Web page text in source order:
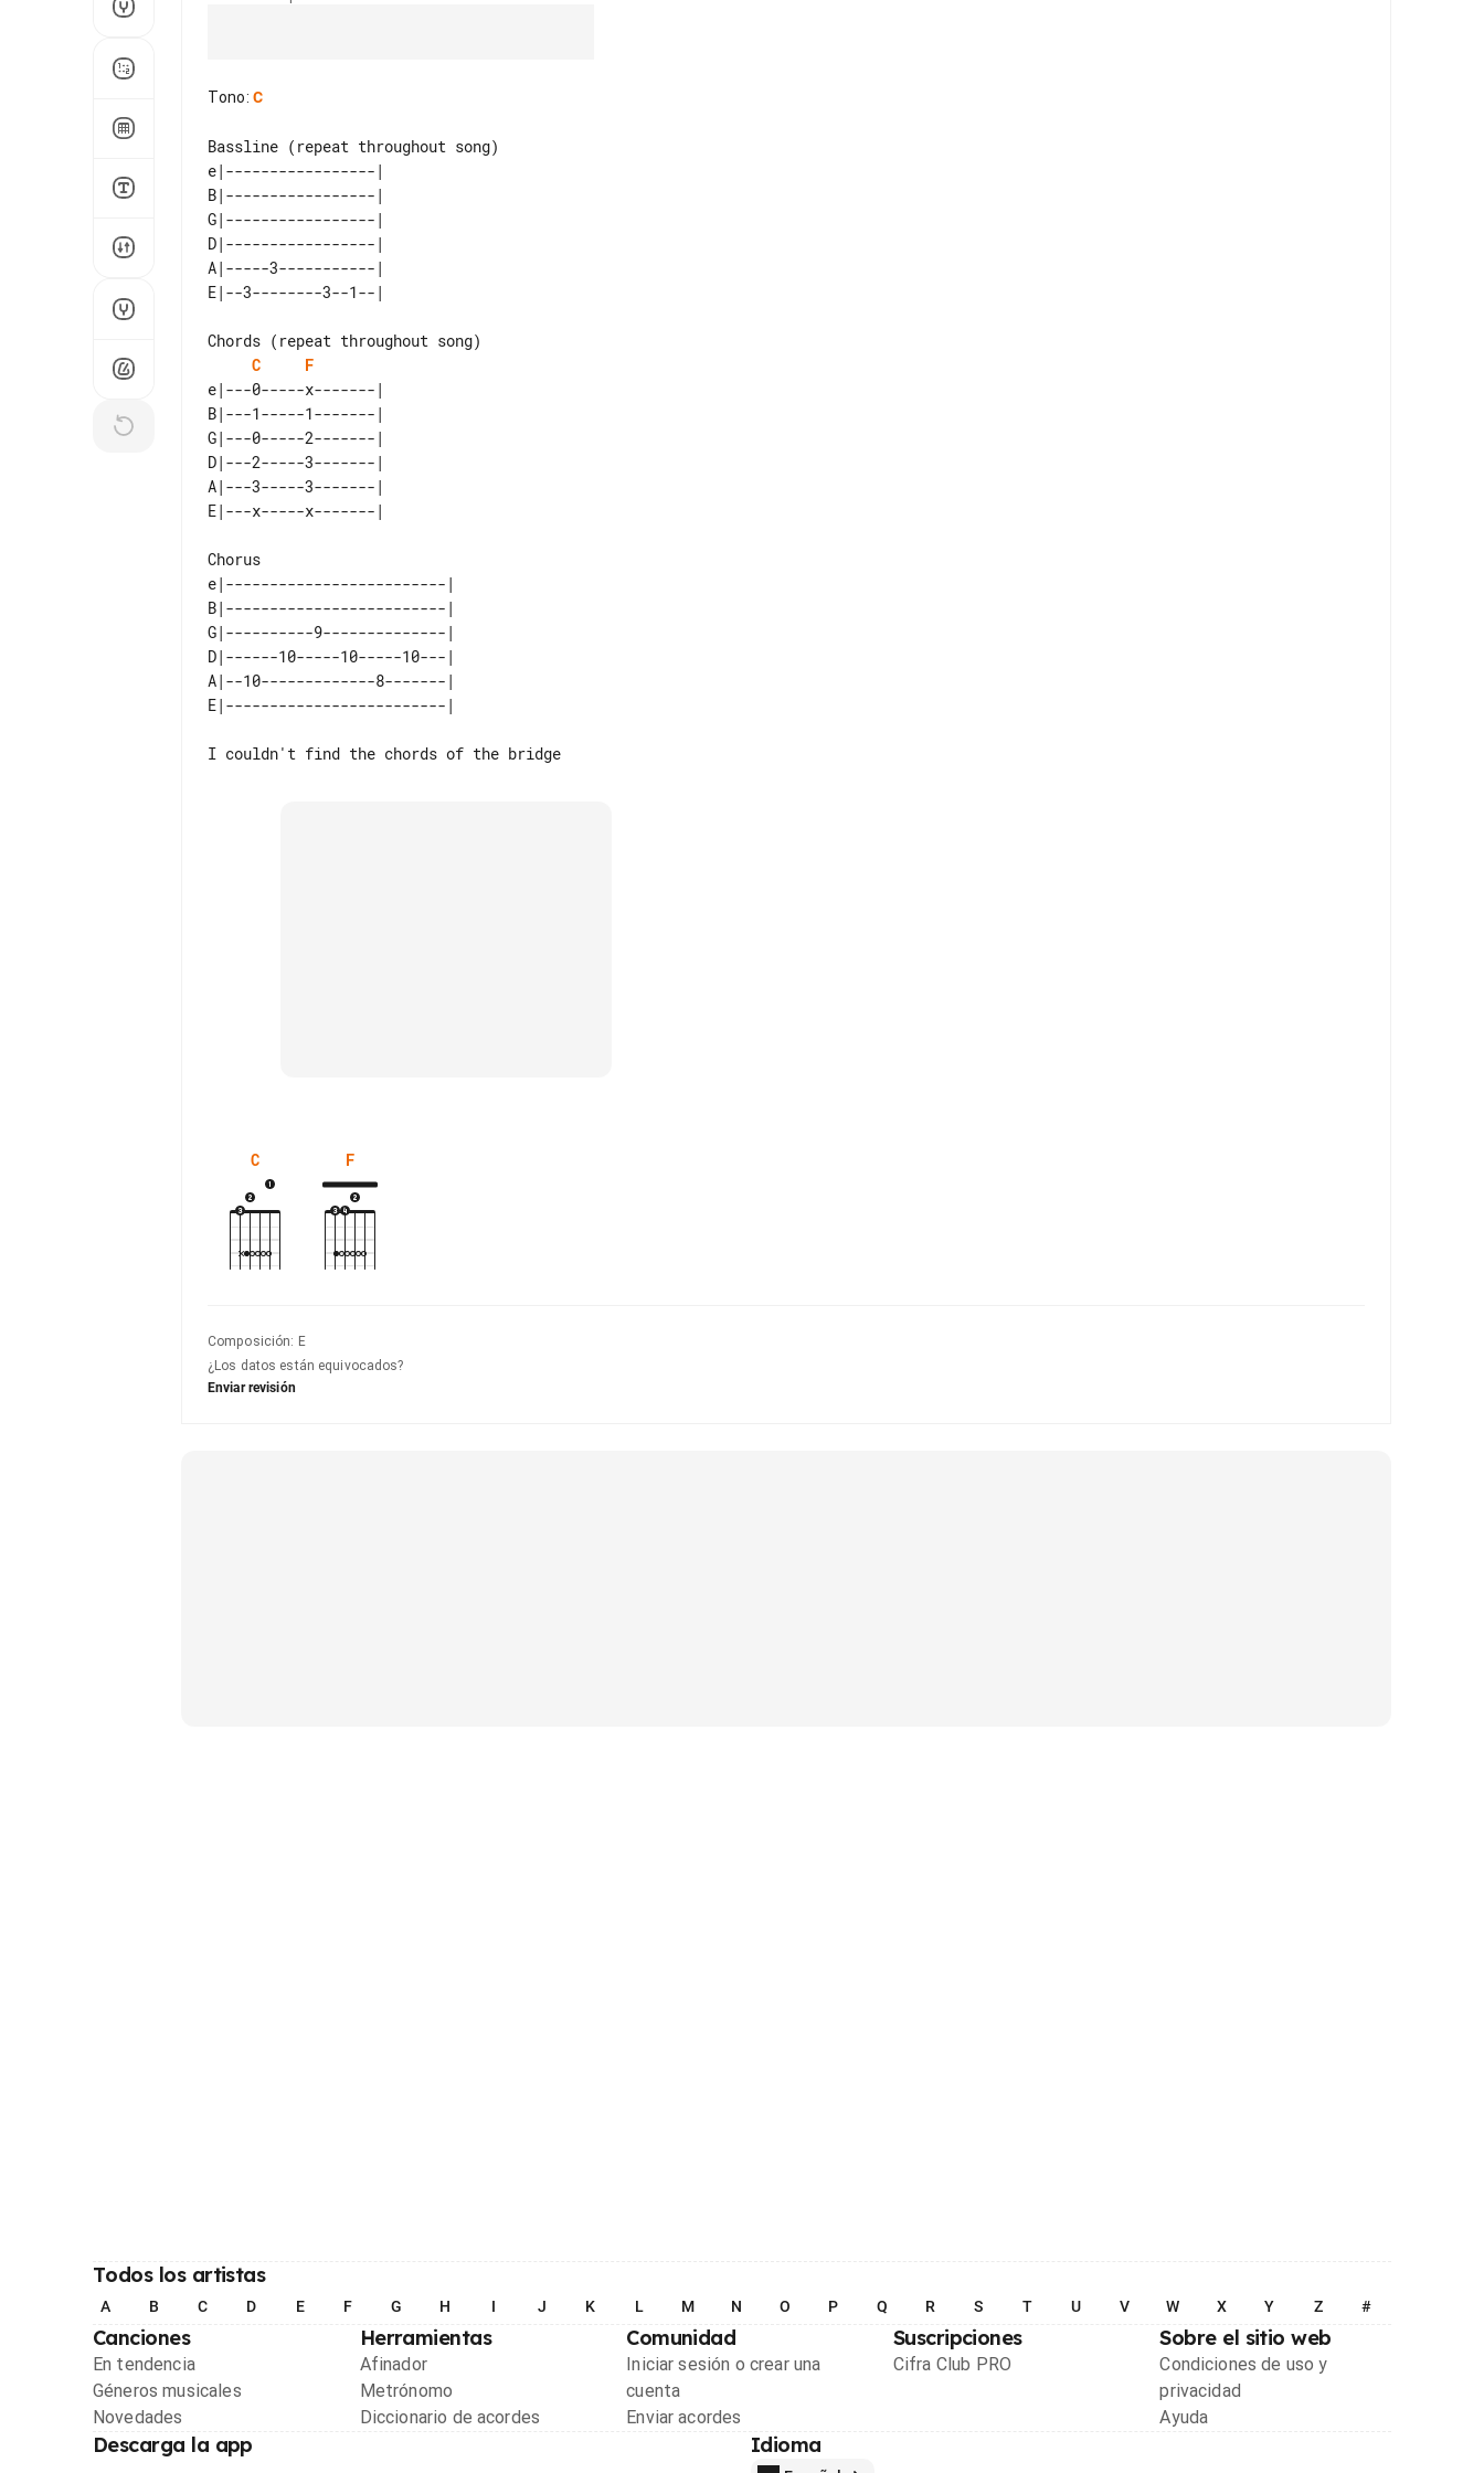
Tono: C
e|-----------------|
B|-----------------|
G|-----------------|
D|-----------------|
A|-----3-----------|
Chords (repeat throughout song)
C
F
e|---0-----x-------|
B|---1-----1-------|
G|---0-----2-------|
D|---2-----3-------|
A|---3-----3-------|
e|-------------------------|
B|-------------------------|
G|----------9--------------|
D|------10-----10-----10---|
A|--10-------------8-------|
C F
Composición: E
¿Los datos están equivocados?
Enviar revisión
Todos los artistas
A B C D E F G H I J K L M N O P Q R S T U V W X Y Z #
Canciones
En tendencia
Géneros musicales
Novedades
Herramientas
Afinador
Metrónomo
Diccionario de acordes
Comunidad
Iniciar sesión o crear una
cuenta
Enviar acordes
Suscripciones
Cifra Club PRO
Sobre el sitio web
Condiciones de uso y
privacidad
Ayuda
Descarga la app Idioma